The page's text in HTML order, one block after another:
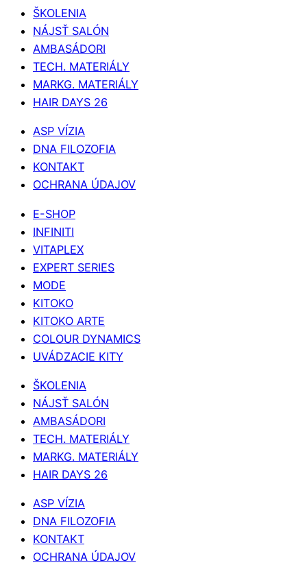
ŠKOLENIA
NÁJSŤ SALÓN
AMBASÁDORI
TECH. MATERIÁLY
MARKG. MATERIÁLY
HAIR DAYS 26
ASP VÍZIA
DNA FILOZOFIA
KONTAKT
OCHRANA ÚDAJOV
E-SHOP
INFINITI
VITAPLEX
EXPERT SERIES
MODE
KITOKO
KITOKO ARTE
COLOUR DYNAMICS
UVÁDZACIE KITY
ŠKOLENIA
NÁJSŤ SALÓN
AMBASÁDORI
TECH. MATERIÁLY
MARKG. MATERIÁLY
HAIR DAYS 26
ASP VÍZIA
DNA FILOZOFIA
KONTAKT
OCHRANA ÚDAJOV